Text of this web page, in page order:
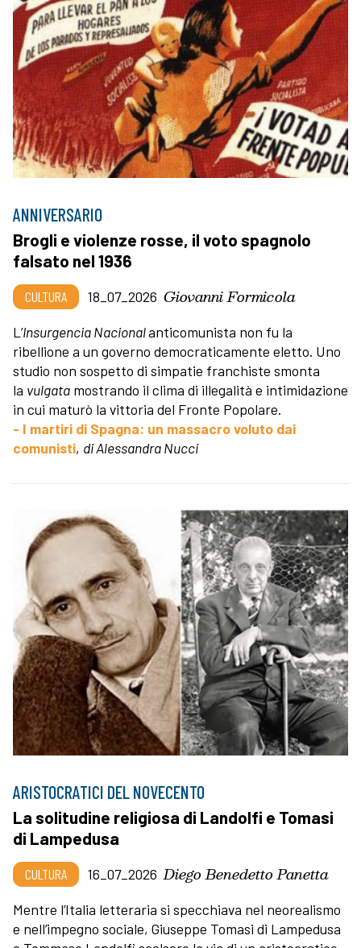
ANNIVERSARIO
Brogli e violenze rosse, il voto spagnolo
falsato nel 1936
CULTURA 18_07_2026 Giovanni Formicola
L’Insurgencia Nacionalanticomunista non fu la
ribellione a un governo democraticamente eletto. Uno
studio non sospetto di simpatie franchiste smonta
la vulgata mostrando il clima di illegalità e intimidazione
in cui maturò la vittoria del Fronte Popolare.
- I martiri di Spagna: un massacro voluto dai
comunisti, di Alessandra Nucci
ARISTOCRATICI DEL NOVECENTO
La solitudine religiosa di Landolfi e Tomasi
di Lampedusa
CULTURA 16_07_2026 Diego Benedetto Panetta
Mentre l’Italia letteraria si specchiava nel neorealismo
e nell’impegno sociale, Giuseppe Tomasi di Lampedusa